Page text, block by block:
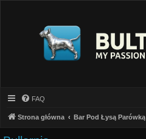
FAQ
Strona główna Bar Pod Łysą Parówką